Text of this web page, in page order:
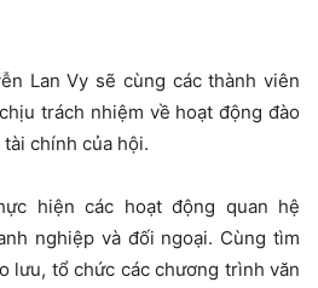
Lan Vy sẽ cùng các thành viên
trách nhiệm về hoạt động đào
chính của hội.
hiện các hoạt động quan hệ
nghiệp và đối ngoại. Cùng tìm
lưu, tổ chức các chương trình văn